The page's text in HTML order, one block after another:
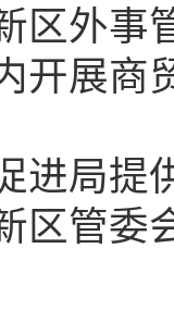
区外事
开展
进局
区管